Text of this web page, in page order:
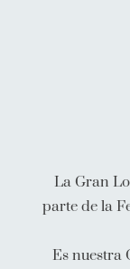
La Gran
parte de la
Es nuestra